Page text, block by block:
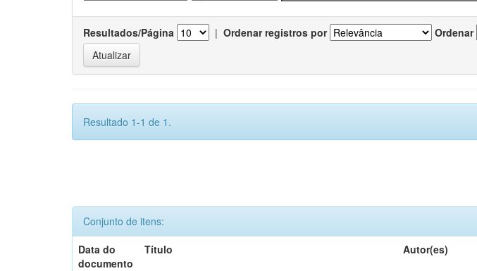
Resultados/Página | Ordenar registros por Ordenar
Resultado 1-1 de 1.
Conjunto de itens:
Data do
documento
Título Autor(es)